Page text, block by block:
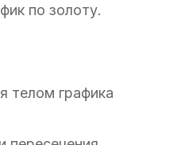
по золоту.
телом графика